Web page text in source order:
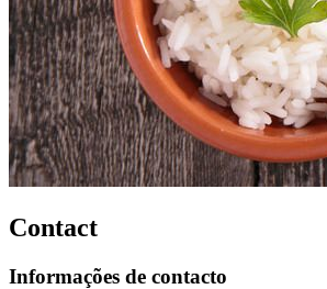
Contact
Informações de contacto